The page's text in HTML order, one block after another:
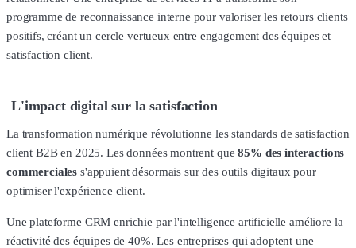
programme de reconnaissance interne pour valoriser les retours clients
positifs, créant un cercle vertueux entre engagement des équipes et
satisfaction client.
L'impact digital sur la satisfaction
La transformation numérique révolutionne les standards de satisfaction
client B2B en 2025. Les données montrent que85% des interactions
commerciales s'appuient désormais sur des outils digitaux pour
optimiser l'expérience client.
Une plateforme CRM enrichie par l'intelligence artificielle améliore la
réactivité des équipes de 40%. Les entreprises qui adoptent une